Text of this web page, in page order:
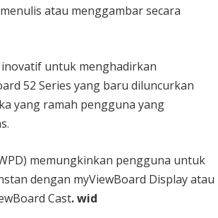
atau menggambar secara
untuk menghadirkan
52 Series yang baru diluncurkan
yang ramah pengguna yang
memungkinkan pengguna untuk
dengan myViewBoard Display atau
Cast. wid